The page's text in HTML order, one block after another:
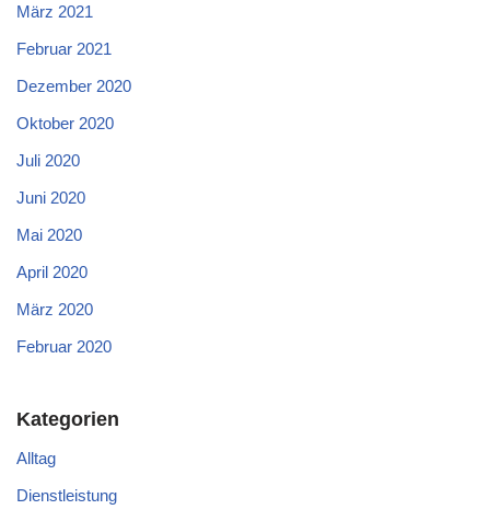
März 2021
Februar 2021
Dezember 2020
Oktober 2020
Juli 2020
Juni 2020
Mai 2020
April 2020
März 2020
Februar 2020
Kategorien
Alltag
Dienstleistung